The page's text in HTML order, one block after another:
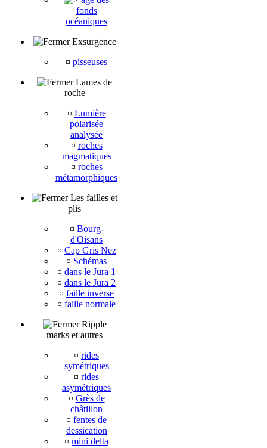
fonds
océaniques
Exsurgence
¤ pisseuses
Lames de
roche
¤ Lumière
polarisée
analysée
¤ roches
magmatiques
¤ roches
métamorphiques
Les failles et
plis
¤ Bourg-
d'Oisans
¤ Cap Gris Nez
¤ Schémas
¤ dans le Jura 1
¤ dans le Jura 2
¤ faille inverse
¤ faille normale
Ripple
marks et autres
¤ rides
symétriques
¤ rides
asymétriques
¤ Grès de
châtillon
¤ fentes de
dessication
¤ mini delta